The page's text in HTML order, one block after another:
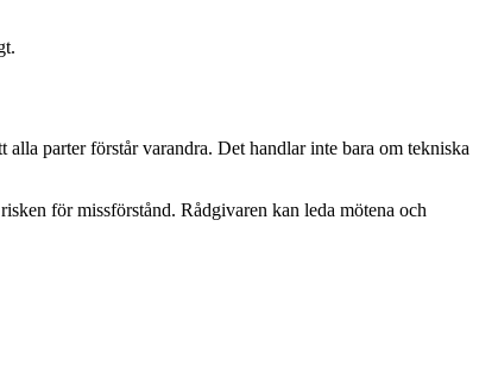
parter förstår varandra. Det handlar inte bara om tekniska
för missförstånd. Rådgivaren kan leda mötena och